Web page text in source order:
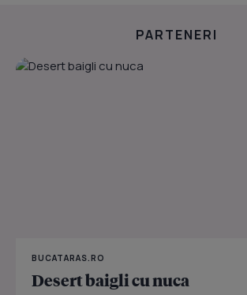
PARTENERI
BUCATARAS.RO
Desert baigli cu nuca